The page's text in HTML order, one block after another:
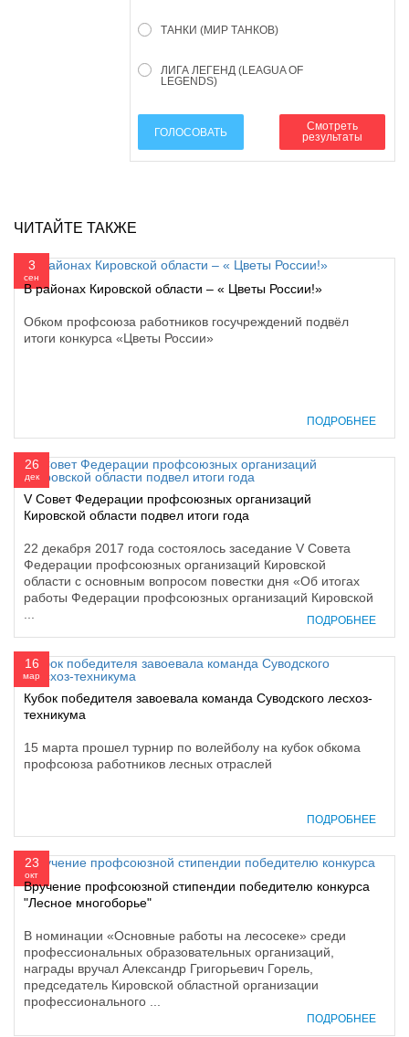
ТАНКИ (МИР ТАНКОВ)
ЛИГА ЛЕГЕНД (LEAGUA OF
LEGENDS)
ГОЛОСОВАТЬ
Смотреть
результаты
ЧИТАЙТЕ ТАКЖЕ
3
сен
В районах Кировской области – « Цветы России!»
Обком профсоюза работников госучреждений подвёл
итоги конкурса «Цветы России»
ПОДРОБНЕЕ
26
дек
V Совет Федерации профсоюзных организаций
Кировской области подвел итоги года
22 декабря 2017 года состоялось заседание V Совета
Федерации профсоюзных организаций Кировской
области с основным вопросом повестки дня «Об итогах
работы Федерации профсоюзных организаций Кировской
ПОДРОБНЕЕ
16
мар
Кубок победителя завоевала команда Суводского лесхоз-
техникума
15 марта прошел турнир по волейболу на кубок обкома
профсоюза работников лесных отраслей
ПОДРОБНЕЕ
23
окт
Вручение профсоюзной стипендии победителю конкурса
"Лесное многоборье"
В номинации «Основные работы на лесосеке» среди
профессиональных образовательных организаций,
награды вручал Александр Григорьевич Горель,
председатель Кировской областной организации
профессионального ...
ПОДРОБНЕЕ